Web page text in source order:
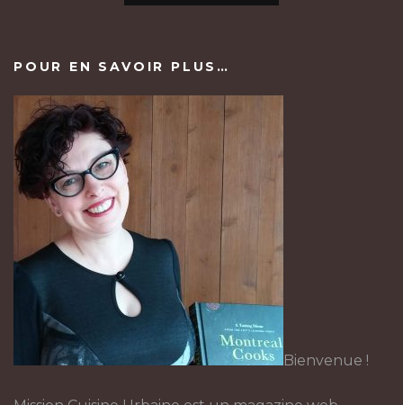
POUR EN SAVOIR PLUS…
Bienvenue !